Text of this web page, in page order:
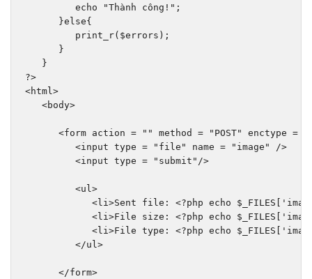
         echo
"Thành công!" ;
}else{
         print_r
( $errors );
}
}
?>
<html>
<body>
<form action = "" method = "POST" enctype =
<input type = "file" name = "image"
/>
<input type = "submit" />
<ul>
<li>Sent file: <?php echo $_FILES
<li>File size: <?php echo $_FILES
<li>File type: <?php echo $_FILES
</ul>
</form>